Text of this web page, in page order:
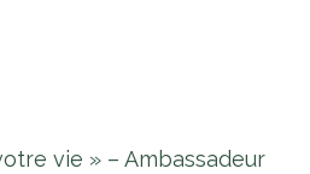
vie » – Ambassadeur